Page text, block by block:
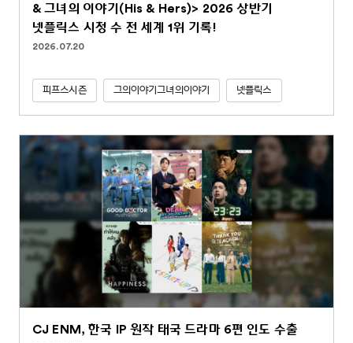
& 그녀의 이야기(His & Hers)> 2026 상반기
넷플릭스 시청 수 전 세계 1위 기록!
2026.07.20
피프스시즌 그의이야기그녀의이야기 넷플릭스
CJ ENM, 한국 IP 원작 태국 드라마 6편 인도 수출